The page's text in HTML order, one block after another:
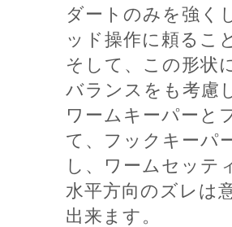
ダートのみを強く
ッド操作に頼るこ
そして、この形状
バランスをも考慮
ワームキーパーと
て、フックキーパ
し、ワームセッテ
水平方向のズレは
出来ます。